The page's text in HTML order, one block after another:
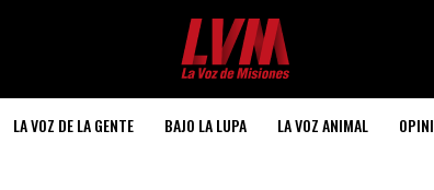
LA VOZ DE LA GENTE BAJO LA LUPA LA VOZ ANIMAL